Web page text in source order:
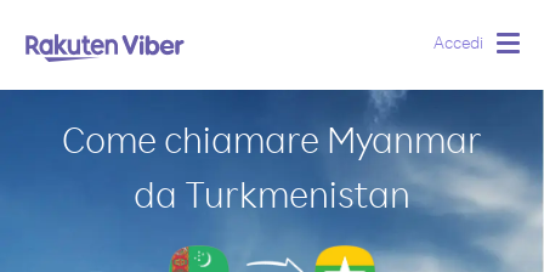
Accedi
Come chiamare Myanmar
da Turkmenistan